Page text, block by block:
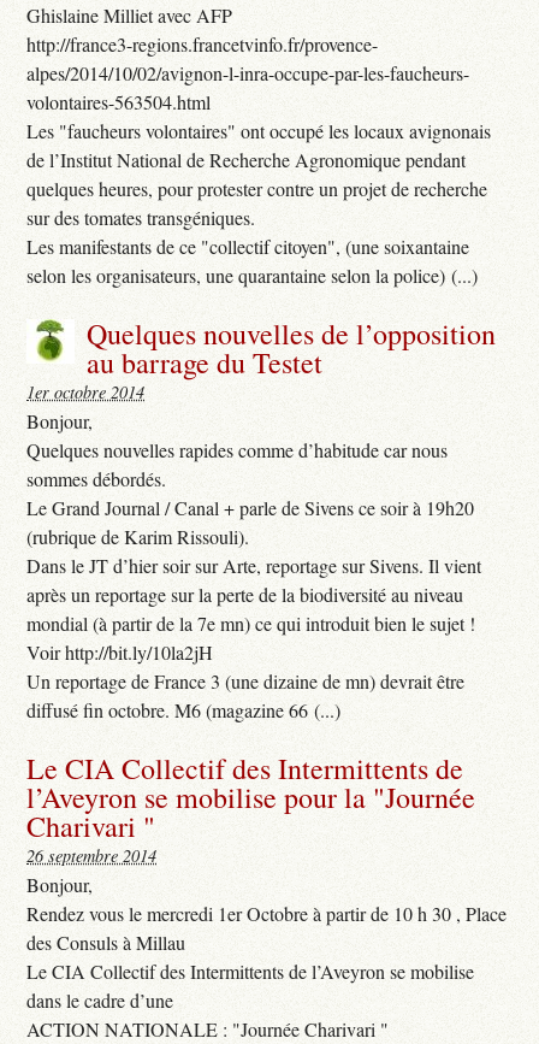
Ghislaine Milliet avec AFP
http://france3-regions.francetvinfo.fr/provence-
alpes/2014/10/02/avignon-l-inra-occupe-par-les-faucheurs-
volontaires-563504.html
Les "faucheurs volontaires" ont occupé les locaux avignonais
de l’Institut National de Recherche Agronomique pendant
quelques heures, pour protester contre un projet de recherche
sur des tomates transgéniques.
Les manifestants de ce "collectif citoyen", (une soixantaine
selon les organisateurs, une quarantaine selon la police) (...)
Quelques nouvelles de l’opposition
au barrage du Testet
1er octobre 2014
Bonjour,
Quelques nouvelles rapides comme d’habitude car nous
sommes débordés.
Le Grand Journal / Canal + parle de Sivens ce soir à 19h20
(rubrique de Karim Rissouli).
Dans le JT d’hier soir sur Arte, reportage sur Sivens. Il vient
après un reportage sur la perte de la biodiversité au niveau
mondial (à partir de la 7e mn) ce qui introduit bien le sujet !
Voir http://bit.ly/10la2jH
Un reportage de France 3 (une dizaine de mn) devrait être
diffusé fin octobre. M6 (magazine 66 (...)
Le CIA Collectif des Intermittents de
l’Aveyron se mobilise pour la "Journée
Charivari "
26 septembre 2014
Bonjour,
Rendez vous le mercredi 1er Octobre à partir de 10 h 30 , Place
des Consuls à Millau
Le CIA Collectif des Intermittents de l’Aveyron se mobilise
dans le cadre d’une
ACTION NATIONALE : "Journée Charivari "